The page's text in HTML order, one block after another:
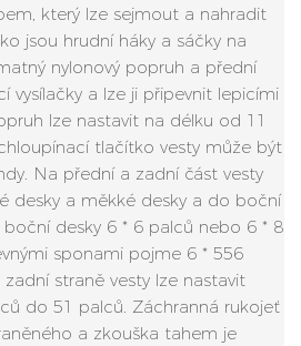
který lze sejmout a nahradit
jsou hrudní háky a sáčky na
nylonový popruh a přední
vysílačky a lze ji připevnit lepicími
lze nastavit na délku od 11
tlačítko vesty může být
Na přední a zadní část vesty
desky a měkké desky a do boční
desky 6 * 6 palců nebo 6 * 8
sponami pojme 6 * 556
straně vesty lze nastavit
do 51 palců. Záchranná rukojeť
a zkouška tahem je